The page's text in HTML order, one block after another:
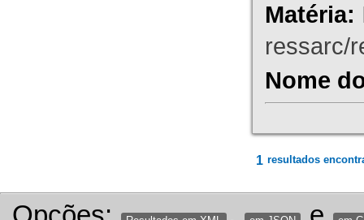
Matéria:
ressarc/
Nome
1 resultados